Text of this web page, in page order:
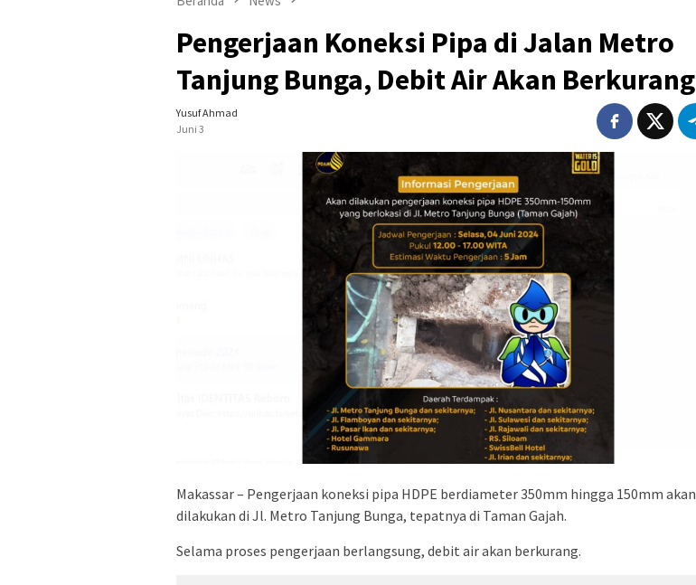
Pengerjaan Koneksi Pipa di Jalan Metro
Tanjung Bunga, Debit Air Akan Berkurang
Yusuf Ahmad
Juni 3
Makassar – Pengerjaan koneksi pipa HDPE berdiameter 350mm hingga 150mm akan
dilakukan di Jl. Metro Tanjung Bunga, tepatnya di Taman Gajah.
Selama proses pengerjaan berlangsung, debit air akan berkurang.